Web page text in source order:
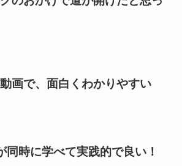
画で、面白くわかりやすい
時に学べて実践的で良い！